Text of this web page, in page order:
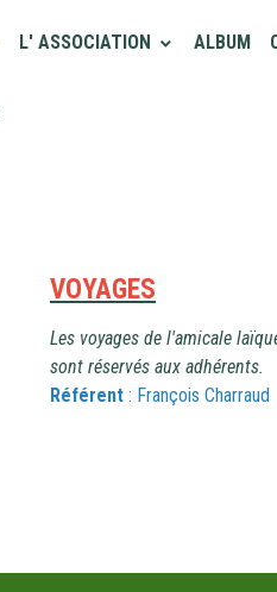
L' ASSOCIATION ALBUM
VOYAGES
Les voyages de l'amicale
sont réservés aux adhérents.
Référent: François Charraud